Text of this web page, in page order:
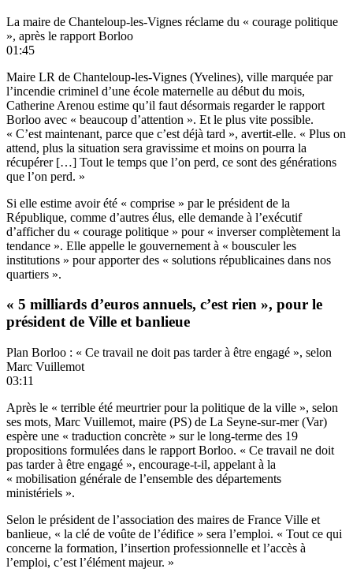
La maire de Chanteloup-les-Vignes réclame du « courage politique
», après le rapport Borloo
01:45
Maire LR de Chanteloup-les-Vignes (Yvelines), ville marquée par
l’incendie criminel d’une école maternelle au début du mois,
Catherine Arenou estime qu’il faut désormais regarder le rapport
Borloo avec « beaucoup d’attention ». Et le plus vite possible.
« C’est maintenant, parce que c’est déjà tard », avertit-elle. « Plus on
attend, plus la situation sera gravissime et moins on pourra la
récupérer […] Tout le temps que l’on perd, ce sont des générations
que l’on perd. »
Si elle estime avoir été « comprise » par le président de la
République, comme d’autres élus, elle demande à l’exécutif
d’afficher du « courage politique » pour « inverser complètement la
tendance ». Elle appelle le gouvernement à « bousculer les
institutions » pour apporter des « solutions républicaines dans nos
quartiers ».
« 5 milliards d’euros annuels, c’est rien », pour le
président de Ville et banlieue
Plan Borloo : « Ce travail ne doit pas tarder à être engagé », selon
Marc Vuillemot
03:11
Après le « terrible été meurtrier pour la politique de la ville », selon
ses mots, Marc Vuillemot, maire (PS) de La Seyne-sur-mer (Var)
espère une « traduction concrète » sur le long-terme des 19
propositions formulées dans le rapport Borloo. « Ce travail ne doit
pas tarder à être engagé », encourage-t-il, appelant à la
« mobilisation générale de l’ensemble des départements
ministériels ».
Selon le président de l’association des maires de France Ville et
banlieue, « la clé de voûte de l’édifice » sera l’emploi. « Tout ce qui
concerne la formation, l’insertion professionnelle et l’accès à
l’emploi, c’est l’élément majeur. »